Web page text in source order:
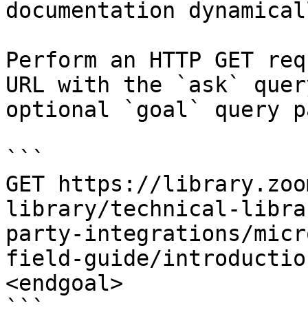
documentation
Perform an HTTP GET
URL with the `ask`
optional `goal` query
```
GET https://
library/technical-
party-integrations/
field-guide/
<endgoal>
```